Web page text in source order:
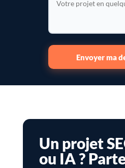
Envoyer ma
Un projet
ou IA ?